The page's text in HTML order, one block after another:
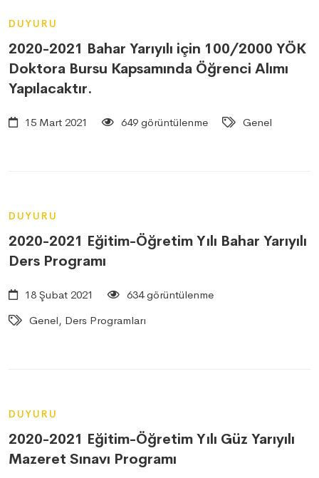
DUYURU
2020-2021 Bahar Yarıyılı için 100/2000 YÖK
Doktora Bursu Kapsamında Öğrenci Alımı
Yapılacaktır.
15 Mart 2021 649 görüntülenme Genel
DUYURU
2020-2021 Eğitim-Öğretim Yılı Bahar Yarıyılı
Ders Programı
18 Şubat 2021
634 görüntülenme
Genel, Ders Programları
DUYURU
2020-2021 Eğitim-Öğretim Yılı Güz Yarıyılı
Mazeret Sınavı Programı